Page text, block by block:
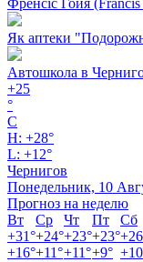
Френсіс Гойя
Як аптеки
Автошкола в
+25
°
C
H: +28°
L: +12°
Чернигов
Понедельник, 10
Прогноз на неделю
Вт
Ср Чт Пт Сб
+31°+24°+23°+23°+
+16°+11°+11°+9° +